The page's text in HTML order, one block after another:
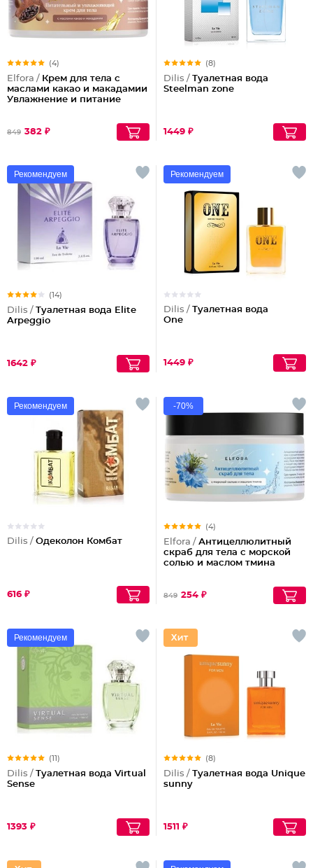
(4)
Elfora / Крем для тела с
маслами какао и макадамии
Увлажнение и питание
849 382 ₽
(8)
Dilis / Туалетная вода
Steelman zone
1449 ₽
Рекомендуем
(14)
Dilis / Туалетная вода Elite
Arpeggio
1642 ₽
Рекомендуем
Dilis / Туалетная вода
One
1449 ₽
Рекомендуем
Dilis / Одеколон Комбат
616 ₽
-70%
(4)
Elfora / Антицеллюлитный
скраб для тела с морской
солью и маслом тмина
849 254 ₽
Рекомендуем
(11)
Dilis / Туалетная вода Virtual
Sense
1393 ₽
(8)
Dilis / Туалетная вода Unique
sunny
1511 ₽